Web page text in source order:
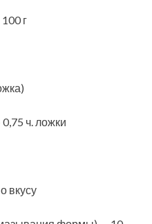
г
ч. ложки
вкусу